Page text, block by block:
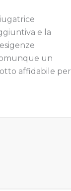
e la
un
affidabile per